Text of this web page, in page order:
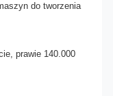
do tworzenia
prawie 140.000